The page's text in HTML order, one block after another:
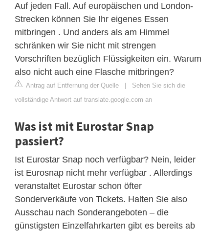
Auf jeden Fall. Auf europäischen und London-
Strecken können Sie Ihr eigenes Essen
mitbringen . Und anders als am Himmel
schränken wir Sie nicht mit strengen
Vorschriften bezüglich Flüssigkeiten ein. Warum
also nicht auch eine Flasche mitbringen?
Antrag auf Entfernung der Quelle | Sehen Sie sich die
vollständige Antwort auf translate.google.com an
Was ist mit Eurostar Snap
passiert?
Ist Eurostar Snap noch verfügbar? Nein, leider
ist Eurosnap nicht mehr verfügbar . Allerdings
veranstaltet Eurostar schon öfter
Sonderverkäufe von Tickets. Halten Sie also
Ausschau nach Sonderangeboten – die
günstigsten Einzelfahrkarten gibt es bereits ab